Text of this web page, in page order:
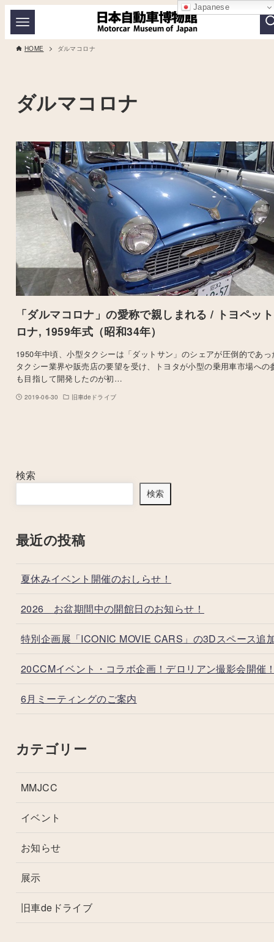
HOME ダルマコロナ
ダルマコロナ
「ダルマコロナ」の愛称で親しまれる / トヨペッ
ロナ, 1959年式（昭和34年）
1950年中頃、小型タクシーは「ダットサン」のシェアが圧倒的であっ
タクシー業界や販売店の要望を受け、トヨタが小型の乗用車市場への
も目指して開発したのが初…
2019-06-30 旧車deドライブ
検索
検索
最近の投稿
夏休みイベント開催のおしらせ！
2026 お盆期間中の開館日のお知らせ！
特別企画展「ICONIC MOVIE CARS」の3Dスペース追
20CCMイベント・コラボ企画！デロリアン撮影会開催
6月ミーティングのご案内
カテゴリー
MMJCC
イベント
お知らせ
展示
旧車deドライブ
Japanese